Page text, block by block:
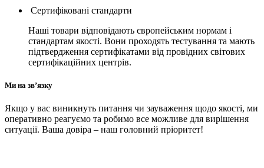
Сертифіковані стандарти
Наші товари відповідають європейським нормам і
стандартам якості. Вони проходять тестування та мають
підтвердження сертифікатами від провідних світових
сертифікаційних центрів.
Ми на зв’язку
Якщо у вас виникнуть питання чи зауваження щодо якості, ми
оперативно реагуємо та робимо все можливе для вирішення
ситуації. Ваша довіра – наш головний пріоритет!